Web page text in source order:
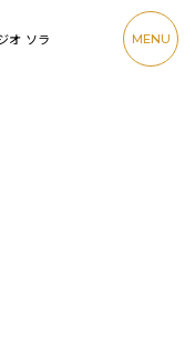
オ ソラ MENU